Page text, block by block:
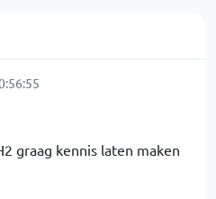
graag kennis laten maken